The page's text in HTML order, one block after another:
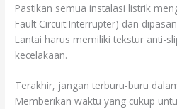
Pastikan semua instalasi listrik
Fault Circuit Interrupter) dan
Lantai harus memiliki tekstur anti-
kecelakaan.
Terakhir, jangan terburu-buru
Memberikan waktu yang cukup